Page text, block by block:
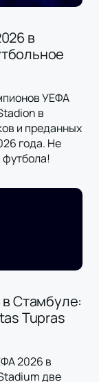
в
УЕФА
в
и преданных
года. Не
футбола!
Стамбуле:
Tupras
2026 в
две